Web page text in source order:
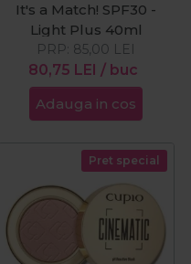
It's a Match! SPF30 -
Light Plus 40ml
80,75 LEI / buc
PRP: 85,00 LEI
Adauga in cos
Pret special